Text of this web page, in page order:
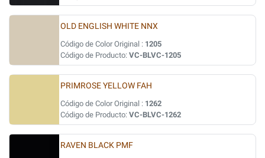
OLD ENGLISH WHITE NNX
Código de Color Original : 1205
Código de Producto: VC-BLVC-1205
PRIMROSE YELLOW FAH
Código de Color Original : 1262
Código de Producto: VC-BLVC-1262
RAVEN BLACK PMF